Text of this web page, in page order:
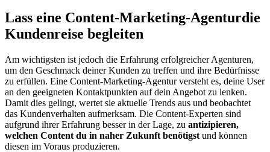
Lass eine Content-Marketing-Agenturdie
Kundenreise begleiten
Am wichtigsten ist jedoch die Erfahrung erfolgreicher Agenturen,
um den Geschmack deiner Kunden zu treffen und ihre Bedürfnisse
zu erfüllen. Eine Content-Marketing-Agentur versteht es, deine User
an den geeigneten Kontaktpunkten auf dein Angebot zu lenken.
Damit dies gelingt, wertet sie aktuelle Trends aus und beobachtet
das Kundenverhalten aufmerksam. Die Content-Experten sind
aufgrund ihrer Erfahrung besser in der Lage, zu antizipieren,
welchen Content du in naher Zukunft benötigst und können
diesen im Voraus produzieren.